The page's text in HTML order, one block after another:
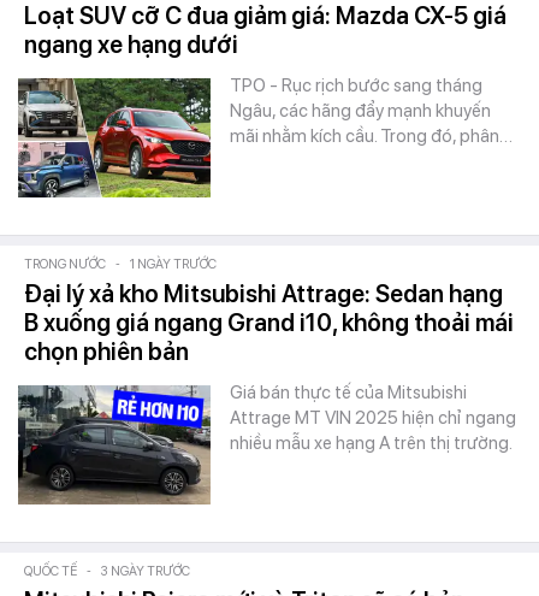
Loạt SUV cỡ C đua giảm giá: Mazda CX-5 giá
ngang xe hạng dưới
TPO - Rục rịch bước sang tháng
Ngâu, các hãng đẩy mạnh khuyến
mãi nhằm kích cầu. Trong đó, phân…
TRONG NƯỚC - 1 NGÀY TRƯỚC
Đại lý xả kho Mitsubishi Attrage: Sedan hạng
B xuống giá ngang Grand i10, không thoải mái
chọn phiên bản
Giá bán thực tế của Mitsubishi
Attrage MT VIN 2025 hiện chỉ ngang
nhiều mẫu xe hạng A trên thị trường.
QUỐC TẾ - 3 NGÀY TRƯỚC